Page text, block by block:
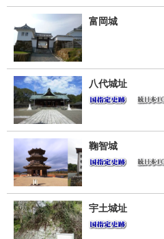
富岡城
八代城址
鞠智城
宇土城址